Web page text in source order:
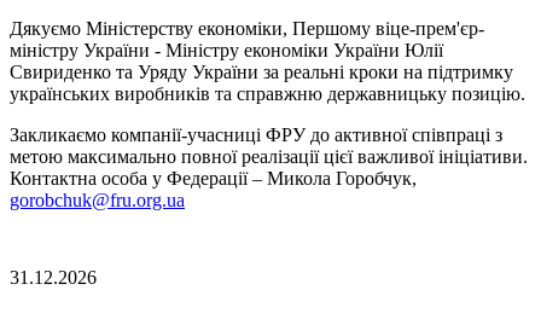
Дякуємо Міністерству економіки, Першому віце-прем'єр-
міністру України - Міністру економіки України Юлії
Свириденко та Уряду України за реальні кроки на підтримку
українських виробників та справжню державницьку позицію.
Закликаємо компанії-учасниці ФРУ до активної співпраці з
метою максимально повної реалізації цієї важливої ініціативи.
Контактна особа у Федерації – Микола Горобчук,
gorobchuk@fru.org.ua
31.12.2026